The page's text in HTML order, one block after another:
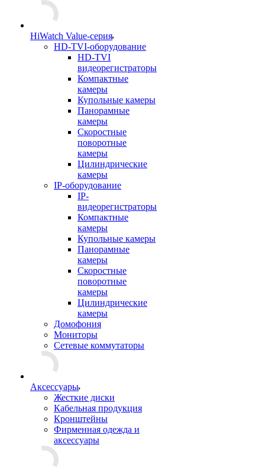
HiWatch Value-серия
HD-TVI-оборудование
HD-TVI
видеорегистраторы
Компактные
камеры
Купольные камеры
Панорамные
камеры
Скоростные
поворотные
камеры
Цилиндрические
камеры
IP-оборудование
IP-
видеорегистраторы
Компактные
камеры
Купольные камеры
Панорамные
камеры
Скоростные
поворотные
камеры
Цилиндрические
камеры
Домофония
Мониторы
Сетевые коммутаторы
Аксессуары
Жесткие диски
Кабельная продукция
Кронштейны
Фирменная одежда и
аксессуары